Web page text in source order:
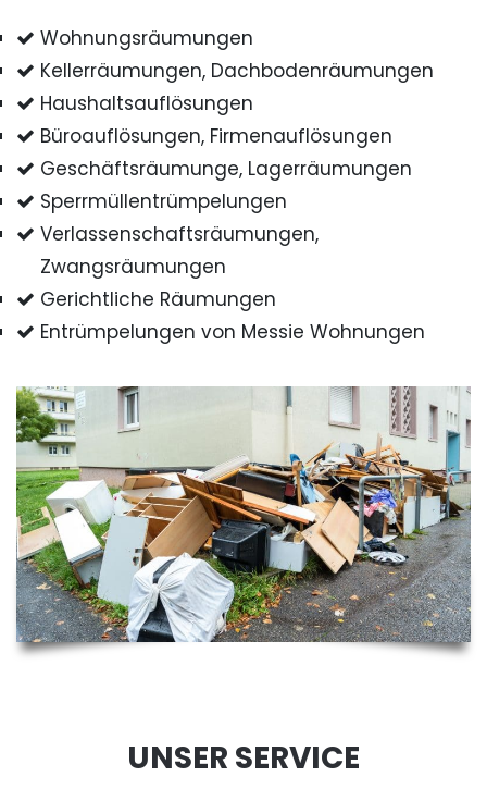
Wohnungsräumungen
Kellerräumungen, Dachbodenräumungen
Haushaltsauflösungen
Büroauflösungen, Firmenauflösungen
Geschäftsräumunge, Lagerräumungen
Sperrmüllentrümpelungen
Verlassenschaftsräumungen,
Zwangsräumungen
Gerichtliche Räumungen
Entrümpelungen von Messie Wohnungen
UNSER SERVICE